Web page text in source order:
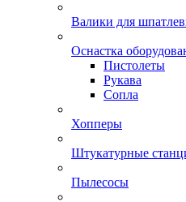
Валики для
Оснастка
Пистолеты
Рукава
Сопла
Хопперы
Штукатурные
Пылесосы